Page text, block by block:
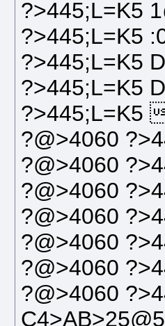
?>445;L=K5
?>445;L=K5
?>445;L=K5
?>445;L=K5
?>445;L=K5
?@>4060
?@>4060
?@>4060
?@>4060
?@>4060
?@>4060
?@>4060